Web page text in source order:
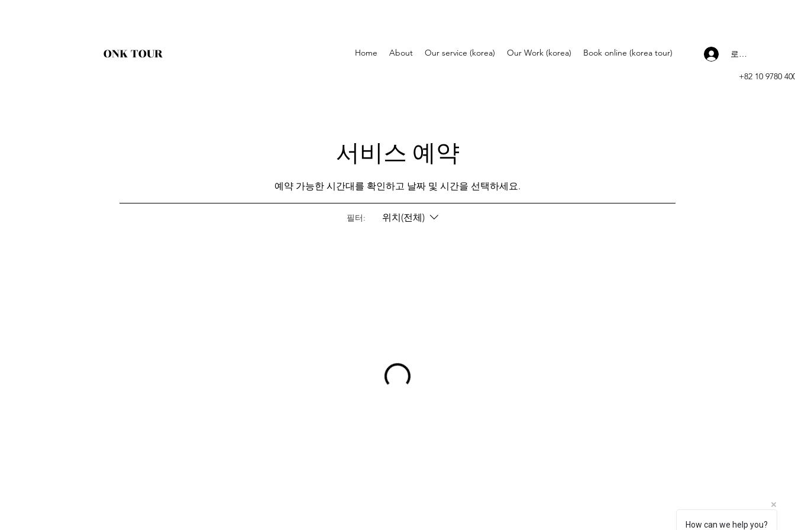
ONK TOUR Home About Our service (korea) Our Work (korea) Book online (korea tour) 로그인
+82 10 9780
서비스 예약
예약 가능한 시간대를 확인하고 날짜 및 시간을 선택하세요.
필터: 위치(전체)
How can we help you?